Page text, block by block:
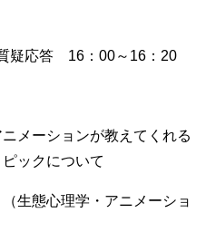
応答 16：00～16：20
メーションが教えてくれる
ピックについて
生態心理学・アニメーショ